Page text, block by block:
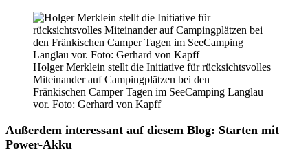
Holger Merklein stellt die Initiative für rücksichtsvolles
Miteinander auf Campingplätzen bei den
Fränkischen Camper Tagen im SeeCamping Langlau
vor. Foto: Gerhard von Kapff
Außerdem interessant auf diesem Blog: Starten mit
Power-Akku